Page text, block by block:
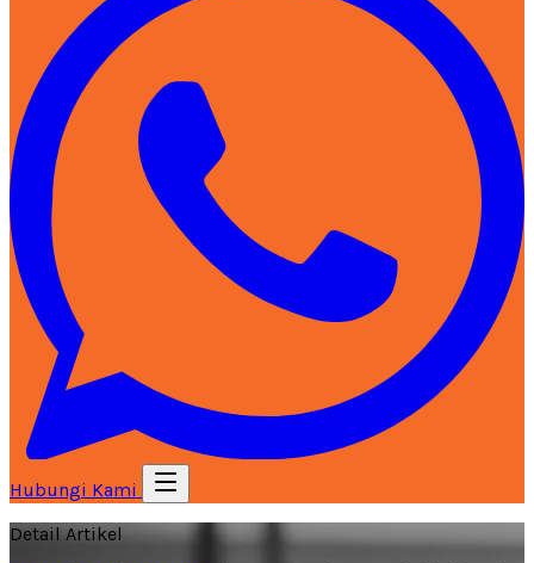
Hubungi Kami
Detail Artikel